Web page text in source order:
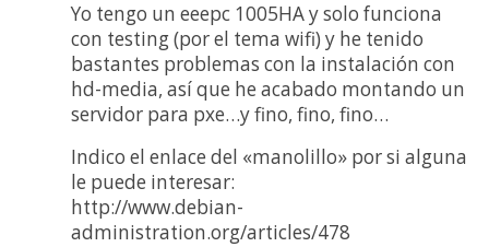
Yo tengo un eeepc 1005HA y solo funciona
con testing (por el tema wifi) y he tenido
bastantes problemas con la instalación con
hd-media, así que he acabado montando un
servidor para pxe…y fino, fino, fino…
Indico el enlace del «manolillo» por si alguna
le puede interesar:
http://www.debian-
administration.org/articles/478